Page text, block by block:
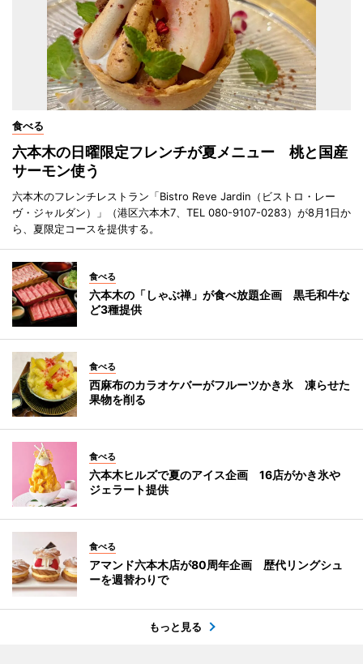
食べる
六本木の日曜限定フレンチが夏メニュー 桃と国産
サーモン使う
六本木のフレンチレストラン「Bistro Reve Jardin（ビストロ・レー
ヴ・ジャルダン）」（港区六本木7、TEL 080-9107-0283）が8月1日か
ら、夏限定コースを提供する。
食べる
六本木の「しゃぶ禅」が食べ放題企画 黒毛和牛な
ど3種提供
食べる
西麻布のカラオケバーがフルーツかき氷 凍らせた
果物を削る
食べる
六本木ヒルズで夏のアイス企画 16店がかき氷や
ジェラート提供
食べる
アマンド六本木店が80周年企画 歴代リングシュ
ーを週替わりで
もっと見る